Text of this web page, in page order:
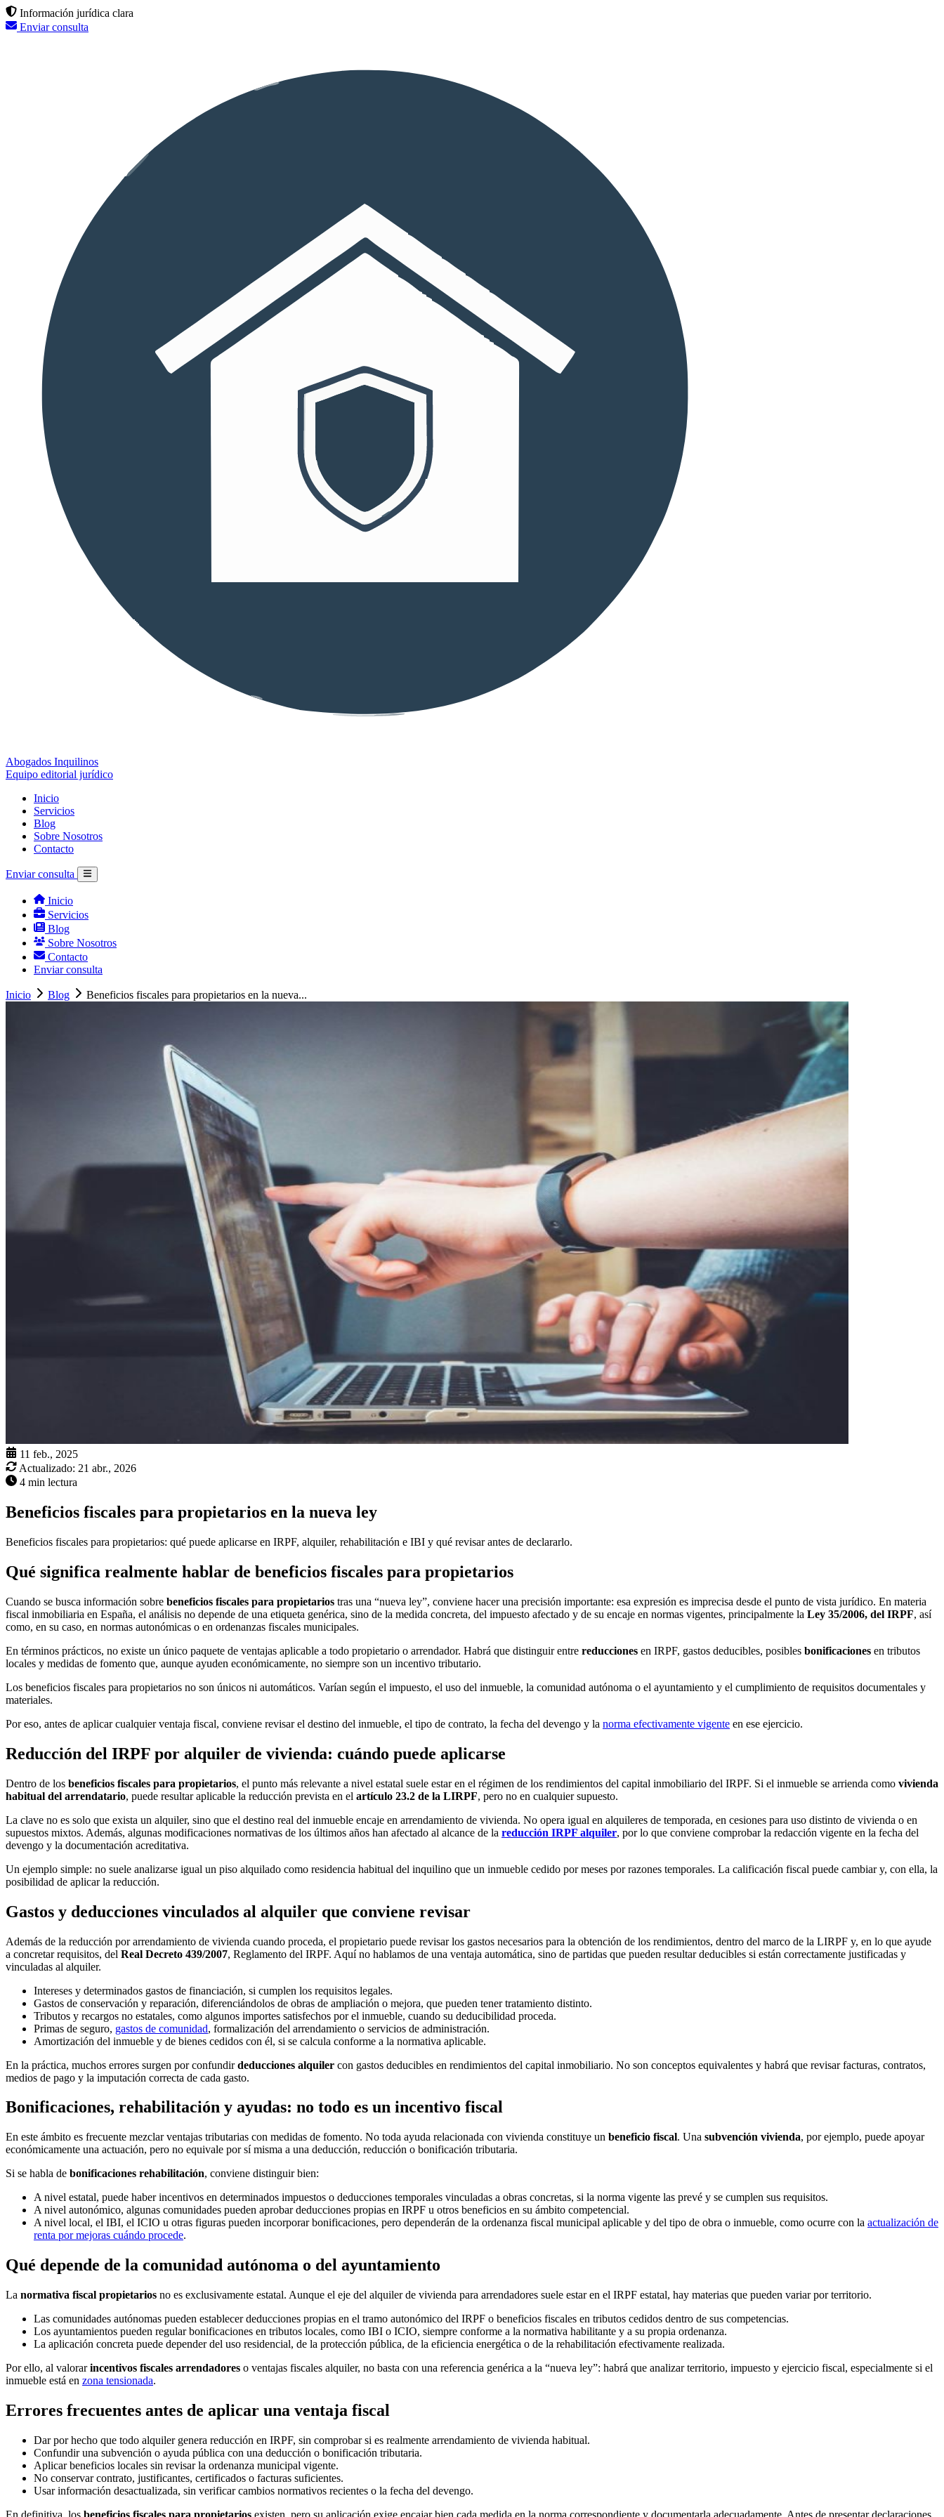
Información jurídica clara
Enviar consulta
Abogados Inquilinos
Equipo editorial jurídico
Inicio
Servicios
Blog
Sobre Nosotros
Contacto
Enviar consulta
Inicio
Servicios
Blog
Sobre Nosotros
Contacto
Enviar consulta
Inicio Blog Beneficios fiscales para propietarios en la nueva...
11 feb., 2025
Actualizado: 21 abr., 2026
4 min lectura
Beneficios fiscales para propietarios en la nueva ley
Beneficios fiscales para propietarios: qué puede aplicarse en IRPF, alquiler, rehabilitación e IBI y qué revisar antes de declararlo.
Qué significa realmente hablar de beneficios fiscales para propietarios
Cuando se busca información sobre beneficios fiscales para propietarios tras una “nueva ley”, conviene hacer una precisión importante: esa expresión es imprecisa desde el punto de vista jurídico. En materia
fiscal inmobiliaria en España, el análisis no depende de una etiqueta genérica, sino de la medida concreta, del impuesto afectado y de su encaje en normas vigentes, principalmente la Ley 35/2006, del IRPF, así
como, en su caso, en normas autonómicas o en ordenanzas fiscales municipales.
En términos prácticos, no existe un único paquete de ventajas aplicable a todo propietario o arrendador. Habrá que distinguir entre reducciones en IRPF, gastos deducibles, posibles bonificaciones en tributos
locales y medidas de fomento que, aunque ayuden económicamente, no siempre son un incentivo tributario.
Los beneficios fiscales para propietarios no son únicos ni automáticos. Varían según el impuesto, el uso del inmueble, la comunidad autónoma o el ayuntamiento y el cumplimiento de requisitos documentales y
materiales.
Por eso, antes de aplicar cualquier ventaja fiscal, conviene revisar el destino del inmueble, el tipo de contrato, la fecha del devengo y la norma efectivamente vigente en ese ejercicio.
Reducción del IRPF por alquiler de vivienda: cuándo puede aplicarse
Dentro de los beneficios fiscales para propietarios, el punto más relevante a nivel estatal suele estar en el régimen de los rendimientos del capital inmobiliario del IRPF. Si el inmueble se arrienda como vivienda
habitual del arrendatario, puede resultar aplicable la reducción prevista en el artículo 23.2 de la LIRPF, pero no en cualquier supuesto.
La clave no es solo que exista un alquiler, sino que el destino real del inmueble encaje en arrendamiento de vivienda. No opera igual en alquileres de temporada, en cesiones para uso distinto de vivienda o en
supuestos mixtos. Además, algunas modificaciones normativas de los últimos años han afectado al alcance de la reducción IRPF alquiler, por lo que conviene comprobar la redacción vigente en la fecha del
devengo y la documentación acreditativa.
Un ejemplo simple: no suele analizarse igual un piso alquilado como residencia habitual del inquilino que un inmueble cedido por meses por razones temporales. La calificación fiscal puede cambiar y, con ella, la
posibilidad de aplicar la reducción.
Gastos y deducciones vinculados al alquiler que conviene revisar
Además de la reducción por arrendamiento de vivienda cuando proceda, el propietario puede revisar los gastos necesarios para la obtención de los rendimientos, dentro del marco de la LIRPF y, en lo que ayude
a concretar requisitos, del Real Decreto 439/2007, Reglamento del IRPF. Aquí no hablamos de una ventaja automática, sino de partidas que pueden resultar deducibles si están correctamente justificadas y
vinculadas al alquiler.
Intereses y determinados gastos de financiación, si cumplen los requisitos legales.
Gastos de conservación y reparación, diferenciándolos de obras de ampliación o mejora, que pueden tener tratamiento distinto.
Tributos y recargos no estatales, como algunos importes satisfechos por el inmueble, cuando su deducibilidad proceda.
Primas de seguro, gastos de comunidad, formalización del arrendamiento o servicios de administración.
Amortización del inmueble y de bienes cedidos con él, si se calcula conforme a la normativa aplicable.
En la práctica, muchos errores surgen por confundirdeducciones alquiler con gastos deducibles en rendimientos del capital inmobiliario. No son conceptos equivalentes y habrá que revisar facturas, contratos,
medios de pago y la imputación correcta de cada gasto.
Bonificaciones, rehabilitación y ayudas: no todo es un incentivo fiscal
En este ámbito es frecuente mezclar ventajas tributarias con medidas de fomento. No toda ayuda relacionada con vivienda constituye un beneficio fiscal. Una subvención vivienda, por ejemplo, puede apoyar
económicamente una actuación, pero no equivale por sí misma a una deducción, reducción o bonificación tributaria.
Si se habla de bonificaciones rehabilitación, conviene distinguir bien:
A nivel estatal, puede haber incentivos en determinados impuestos o deducciones temporales vinculadas a obras concretas, si la norma vigente las prevé y se cumplen sus requisitos.
A nivel autonómico, algunas comunidades pueden aprobar deducciones propias en IRPF u otros beneficios en su ámbito competencial.
A nivel local, el IBI, el ICIO u otras figuras pueden incorporar bonificaciones, pero dependerán de la ordenanza fiscal municipal aplicable y del tipo de obra o inmueble, como ocurre con la actualización de
renta por mejoras cuándo procede.
Qué depende de la comunidad autónoma o del ayuntamiento
La normativa fiscal propietarios no es exclusivamente estatal. Aunque el eje del alquiler de vivienda para arrendadores suele estar en el IRPF estatal, hay materias que pueden variar por territorio.
Las comunidades autónomas pueden establecer deducciones propias en el tramo autonómico del IRPF o beneficios fiscales en tributos cedidos dentro de sus competencias.
Los ayuntamientos pueden regular bonificaciones en tributos locales, como IBI o ICIO, siempre conforme a la normativa habilitante y a su propia ordenanza.
La aplicación concreta puede depender del uso residencial, de la protección pública, de la eficiencia energética o de la rehabilitación efectivamente realizada.
Por ello, al valorarincentivos fiscales arrendadores o ventajas fiscales alquiler, no basta con una referencia genérica a la “nueva ley”: habrá que analizar territorio, impuesto y ejercicio fiscal, especialmente si el
inmueble está en zona tensionada.
Errores frecuentes antes de aplicar una ventaja fiscal
Dar por hecho que todo alquiler genera reducción en IRPF, sin comprobar si es realmente arrendamiento de vivienda habitual.
Confundir una subvención o ayuda pública con una deducción o bonificación tributaria.
Aplicar beneficios locales sin revisar la ordenanza municipal vigente.
No conservar contrato, justificantes, certificados o facturas suficientes.
Usar información desactualizada, sin verificar cambios normativos recientes o la fecha del devengo.
En definitiva, los beneficios fiscales para propietarios existen, pero su aplicación exige encajar bien cada medida en la norma correspondiente y documentarla adecuadamente. Antes de presentar declaraciones